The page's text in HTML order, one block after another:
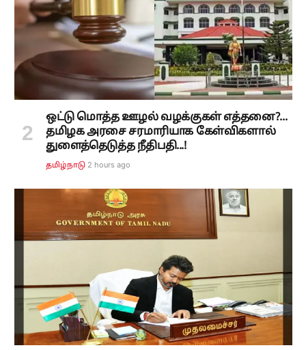
ஒட்டு மொத்த ஊழல் வழக்குகள் எத்தனை?...
தமிழக அரசை சரமாரியாக கேள்விகளால்
துளைத்தெடுத்த நீதிபதி...!
தமிழ்நாடு 2 hours ago